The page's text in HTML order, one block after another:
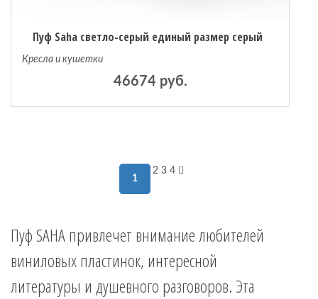
Пуф Saha светло-серый единый размер серый
Кресла и кушетки
46674 руб.
1
2 3 4
Пуф SAHA привлечет внимание любителей
виниловых пластинок, интересной
литературы и душевного разговоров. Эта